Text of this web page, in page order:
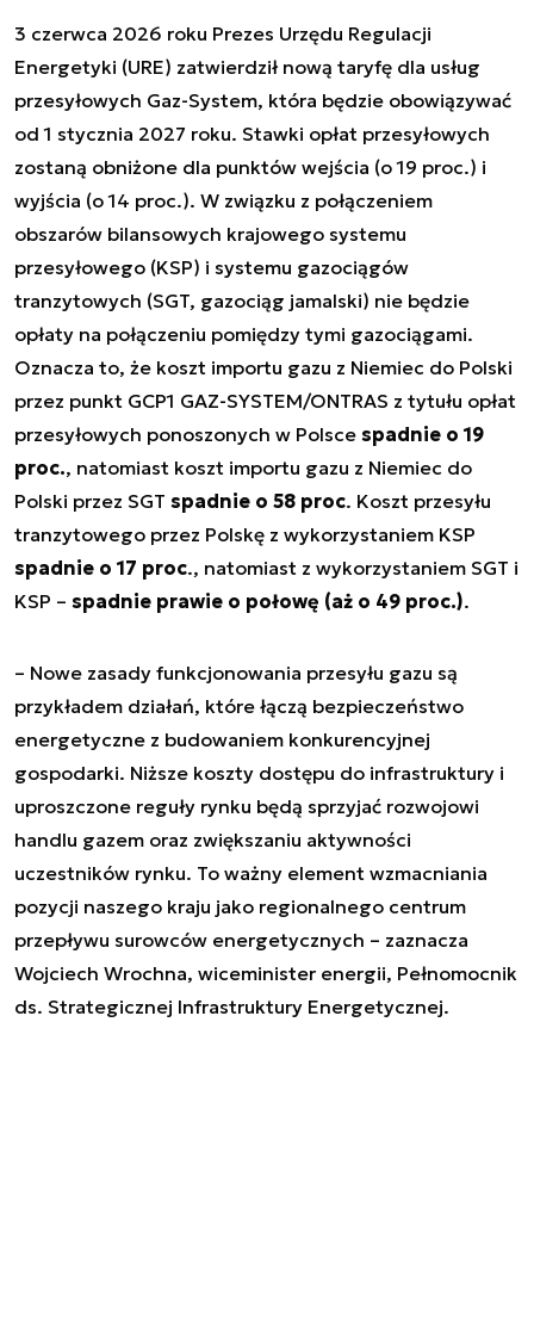
3 czerwca 2026 roku Prezes Urzędu Regulacji
Energetyki (URE) zatwierdził nową taryfę dla usług
przesyłowych Gaz-System, która będzie obowiązywać
od 1 stycznia 2027 roku. Stawki opłat przesyłowych
zostaną obniżone dla punktów wejścia (o 19 proc.) i
wyjścia (o 14 proc.). W związku z połączeniem
obszarów bilansowych krajowego systemu
przesyłowego (KSP) i systemu gazociągów
tranzytowych (SGT, gazociąg jamalski) nie będzie
opłaty na połączeniu pomiędzy tymi gazociągami.
Oznacza to, że koszt importu gazu z Niemiec do Polski
przez punkt GCP1 GAZ-SYSTEM/ONTRAS z tytułu opłat
przesyłowych ponoszonych w Polsce spadnie o 19
proc., natomiast koszt importu gazu z Niemiec do
Polski przez SGT spadnie o 58 proc. Koszt przesyłu
tranzytowego przez Polskę z wykorzystaniem KSP
spadnie o 17 proc., natomiast z wykorzystaniem SGT i
KSP – spadnie prawie o połowę (aż o 49 proc.).
– Nowe zasady funkcjonowania przesyłu gazu są
przykładem działań, które łączą bezpieczeństwo
energetyczne z budowaniem konkurencyjnej
gospodarki. Niższe koszty dostępu do infrastruktury i
uproszczone reguły rynku będą sprzyjać rozwojowi
handlu gazem oraz zwiększaniu aktywności
uczestników rynku. To ważny element wzmacniania
pozycji naszego kraju jako regionalnego centrum
przepływu surowców energetycznych – zaznacza
Wojciech Wrochna, wiceminister energii, Pełnomocnik
ds. Strategicznej Infrastruktury Energetycznej.